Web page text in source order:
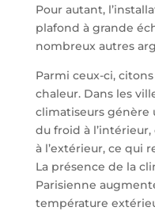
Pour autant,
plafond à grande
nombreux autres
Parmi ceux-ci,
chaleur. Dans les
climatiseurs génère
du froid à
à l’extérieur, ce qui
La présence de la
Parisienne
température